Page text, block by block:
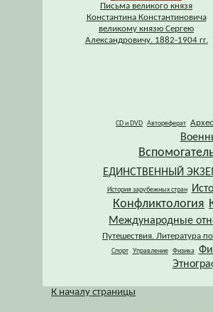
Письма великого князя
Константина Константиновича
великому князю Сергею
Александровичу. 1882-1904 гг.
CD и DVD Автореферат
ЕДИНСТВЕННЫЙ
История зарубежных стран
Конфликтология
Международные
Путешествия. Литература
Спорт Управление Физика
К началу страницы